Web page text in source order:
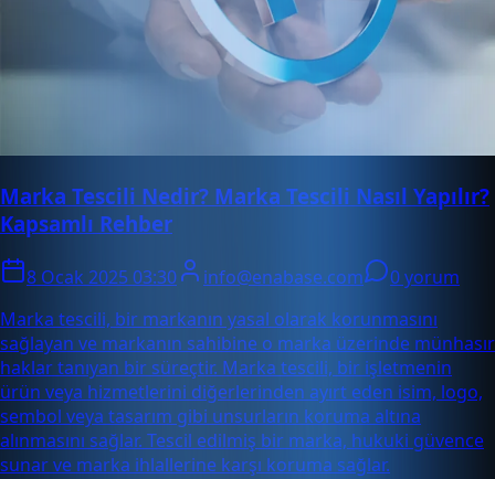
Marka Tescili Nedir? Marka Tescili Nasıl Yapılır?
Kapsamlı Rehber
8 Ocak 2025 03:30 info@enabase.com
0 yorum
Marka tescili, bir markanın yasal olarak korunmasını
sağlayan ve markanın sahibine o marka üzerinde münhasır
haklar tanıyan bir süreçtir. Marka tescili, bir işletmenin
ürün veya hizmetlerini diğerlerinden ayırt eden isim, logo,
sembol veya tasarım gibi unsurların koruma altına
alınmasını sağlar. Tescil edilmiş bir marka, hukuki güvence
sunar ve marka ihlallerine karşı koruma sağlar.